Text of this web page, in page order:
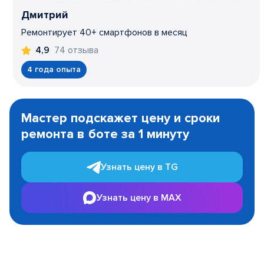
Дмитрий
Ремонтирует 40+ смартфонов в месяц
4,9 74 отзыва
4 года опыта
1
Мастер подскажет цену и сроки
ремонта в боте за 1 минуту
Узнать цену в TG
Узнать цену в MAX